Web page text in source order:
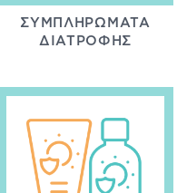
ΣΥΜΠΛΗΡΏΜΑΤΑ
ΔΙΑΤΡΟΦΉΣ